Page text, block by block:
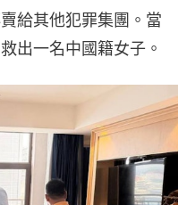
給其他犯罪集團。當
出一名中國籍女子。